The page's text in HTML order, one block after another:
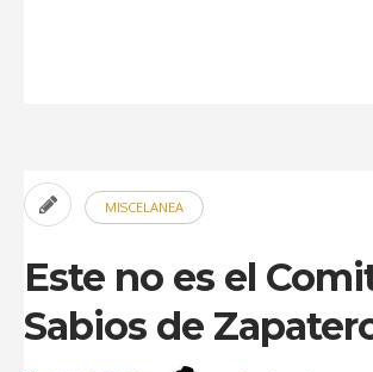
MISCELANEA
Este no es el
Sabios de